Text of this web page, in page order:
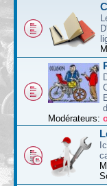
Modérateurs: